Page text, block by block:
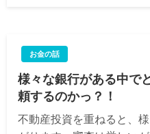
お金の話
様々な銀行がある中で
頼するのかっ？！
不動産投資を重ねると、